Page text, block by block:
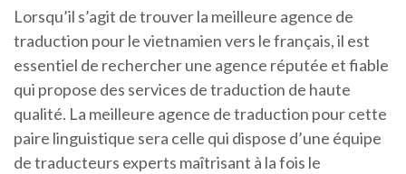
Lorsqu’il s’agit de trouver la meilleure agence de
traduction pour le vietnamien vers le français, il est
essentiel de rechercher une agence réputée et fiable
qui propose des services de traduction de haute
qualité. La meilleure agence de traduction pour cette
paire linguistique sera celle qui dispose d’une équipe
de traducteurs experts maîtrisant à la fois le